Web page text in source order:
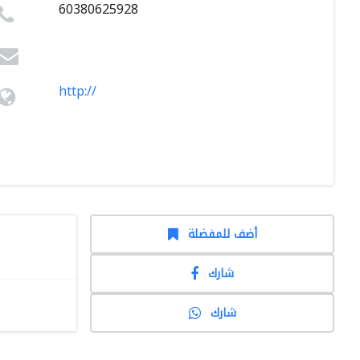
60380625928
http://
أضف للمفضلة
شارك
شارك